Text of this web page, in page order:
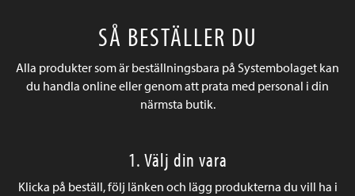
SÅ BESTÄLLER DU
Alla produkter som är beställningsbara på Systembolaget kan
du handla online eller genom att prata med personal i din
närmsta butik.
1. Välj din vara
Klicka på beställ, följ länken och lägg produkterna du vill ha i